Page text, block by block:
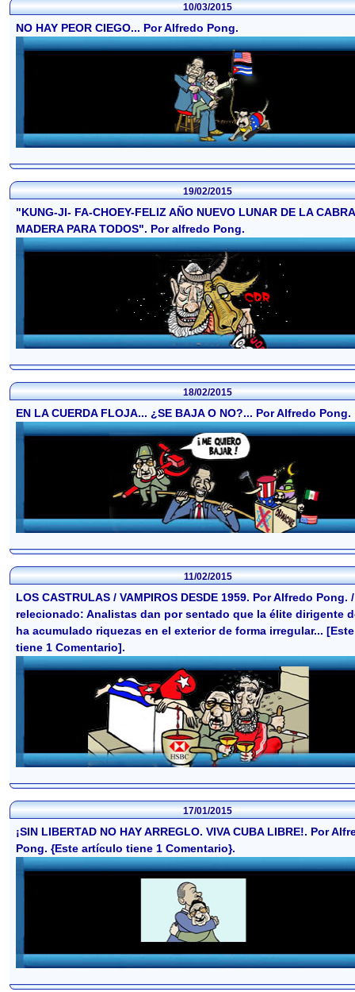
10/03/2015
NO HAY PEOR CIEGO... Por Alfredo Pong.
19/02/2015
"KUNG-JI- FA-CHOEY-FELIZ AÑO NUEVO LUNAR DE LA
MADERA PARA TODOS". Por alfredo Pong.
18/02/2015
EN LA CUERDA FLOJA... ¿SE BAJA O NO?... Por Alfredo Pong.
11/02/2015
LOS CASTRULAS / VAMPIROS DESDE 1959. Por Alfredo Pong.
relecionado: Analistas dan por sentado que la élite dirigente
ha acumulado riquezas en el exterior de forma irregular...
tiene 1 Comentario].
17/01/2015
¡SIN LIBERTAD NO HAY ARREGLO. VIVA CUBA LIBRE!. Por
Pong. {Este artículo tiene 1 Comentario}.